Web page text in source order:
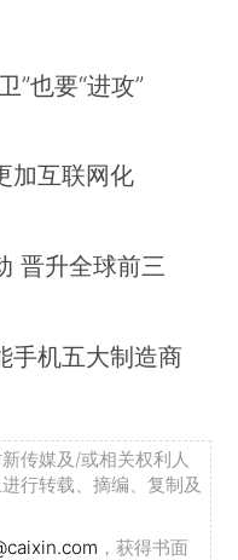
”也要“进攻”
加互联网化
晋升全球前三
手机五大制造商
传媒及/或相关权利人
行转载、摘编、复制及
，获得书面